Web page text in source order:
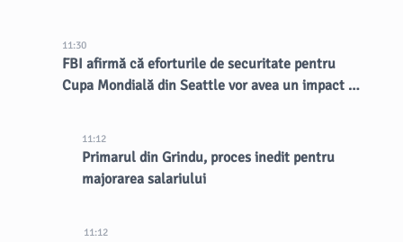
11:30
FBI afirmă că eforturile de securitate pentru
Cupa Mondială din Seattle vor avea un impact de
11:12
Primarul din Grindu, proces inedit pentru
majorarea salariului
11:12